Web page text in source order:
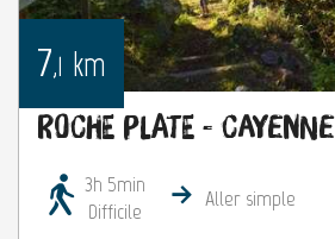
7,1 km
Roche Plate - Cayenne
3h 5min
Difficile
Aller simple